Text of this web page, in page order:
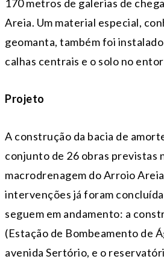
170 metros de galerias de
Areia. Um material especial,
geomanta, também foi
calhas centrais e o solo no
Projeto
A construção da bacia de
conjunto de 26 obras previstas
macrodrenagem do Arroio
intervenções já foram
seguem em andamento: a
(Estação de Bombeamento de
avenida Sertório, e o